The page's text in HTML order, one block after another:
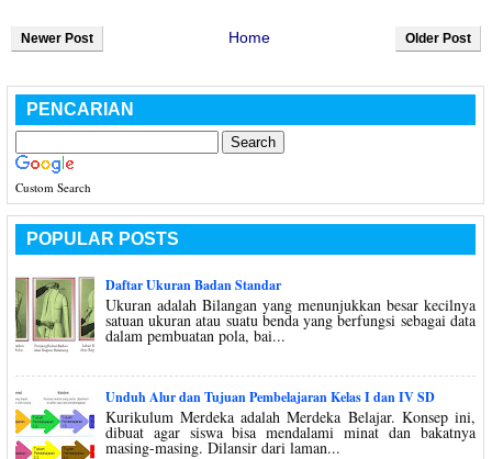
Newer Post Older Post
Home
PENCARIAN
Custom Search
POPULAR POSTS
Daftar Ukuran Badan Standar
Ukuran adalah Bilangan yang menunjukkan besar kecilnya
satuan ukuran atau suatu benda yang berfungsi sebagai data
dalam pembuatan pola, bai...
Unduh Alur dan Tujuan Pembelajaran Kelas I dan IV SD
Kurikulum Merdeka adalah Merdeka Belajar. Konsep ini,
dibuat agar siswa bisa mendalami minat dan bakatnya
masing-masing. Dilansir dari laman...